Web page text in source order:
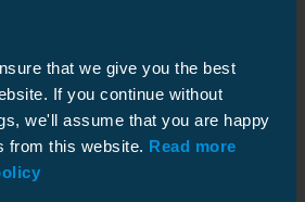
that we give you the best
If you continue without
we'll assume that you are happy
from this website. Read more
Koodi:
HIT1.2402L
GTIN:
6418677444227
5220902